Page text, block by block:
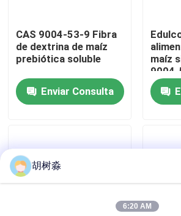
Pida una cita
Edulcorantes bajos en calorías
Dextrina resistente
CAS 9004-53-9 Fibra
de dextrina de maíz
prebiótica soluble
Enviar Consulta
maíz
胡树淼
6:20 AM